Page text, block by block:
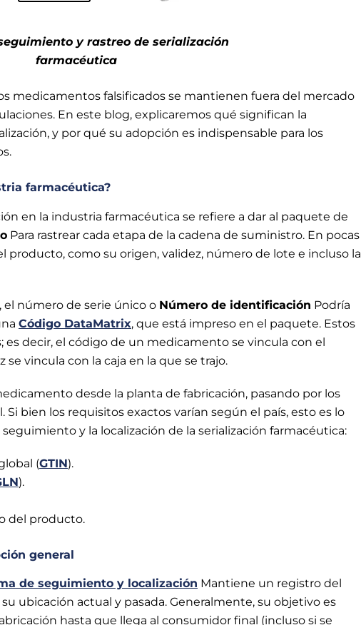
y rastreo de serialización
farmacéutica
medicamentos falsificados se mantienen fuera del mercado
En este blog, explicaremos qué significan la
y por qué su adopción es indispensable para los
farmacéutica?
en la industria farmacéutica se refiere a dar al paquete de
Para rastrear cada etapa de la cadena de suministro. En pocas
producto, como su origen, validez, número de lote e incluso la
el número de serie único o Número de identificación Podría
Código DataMatrix, que está impreso en el paquete. Estos
es decir, el código de un medicamento se vincula con el
vincula con la caja en la que se trajo.
desde la planta de fabricación, pasando por los
Si bien los requisitos exactos varían según el país, esto es lo
y la localización de la serialización farmacéutica:
(GTIN).
).
del producto.
general
de seguimiento y localización Mantiene un registro del
ubicación actual y pasada. Generalmente, su objetivo es
hasta que llega al consumidor final (incluso si se